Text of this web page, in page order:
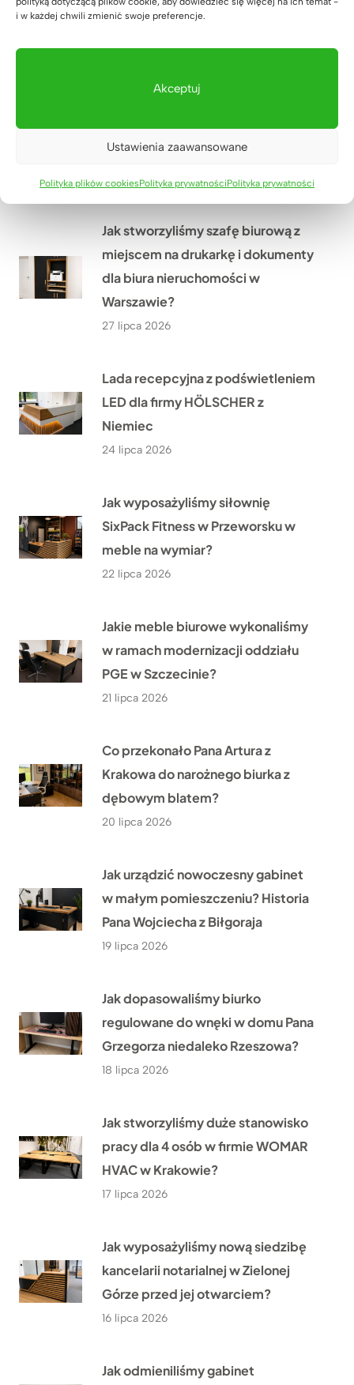
i w każdej chwili zmienić swoje preferencje.
Akceptuj
Ustawienia zaawansowane
Polityka plików cookiesPolityka prywatnościPolityka prywatności
Academy w Biłgoraju – przestrzeń,
Adwokackiej Adwokat Marty
Giezowskiej w Zielonej Górze
28 lipca 2026
Jak stworzyliśmy szafę biurową z
miejscem na drukarkę i dokumenty
dla biura nieruchomości w
Warszawie?
27 lipca 2026
Lada recepcyjna z podświetleniem
LED dla firmy HÖLSCHER z
Niemiec
24 lipca 2026
Jak wyposażyliśmy siłownię
SixPack Fitness w Przeworsku w
meble na wymiar?
22 lipca 2026
Jakie meble biurowe wykonaliśmy
w ramach modernizacji oddziału
PGE w Szczecinie?
21 lipca 2026
Co przekonało Pana Artura z
Krakowa do narożnego biurka z
dębowym blatem?
20 lipca 2026
Jak urządzić nowoczesny gabinet
w małym pomieszczeniu? Historia
Pana Wojciecha z Biłgoraja
19 lipca 2026
Jak dopasowaliśmy biurko
regulowane do wnęki w domu Pana
Grzegorza niedaleko Rzeszowa?
18 lipca 2026
Jak stworzyliśmy duże stanowisko
pracy dla 4 osób w firmie WOMAR
HVAC w Krakowie?
17 lipca 2026
Jak wyposażyliśmy nową siedzibę
kancelarii notarialnej w Zielonej
Górze przed jej otwarciem?
16 lipca 2026
Jak odmieniliśmy gabinet